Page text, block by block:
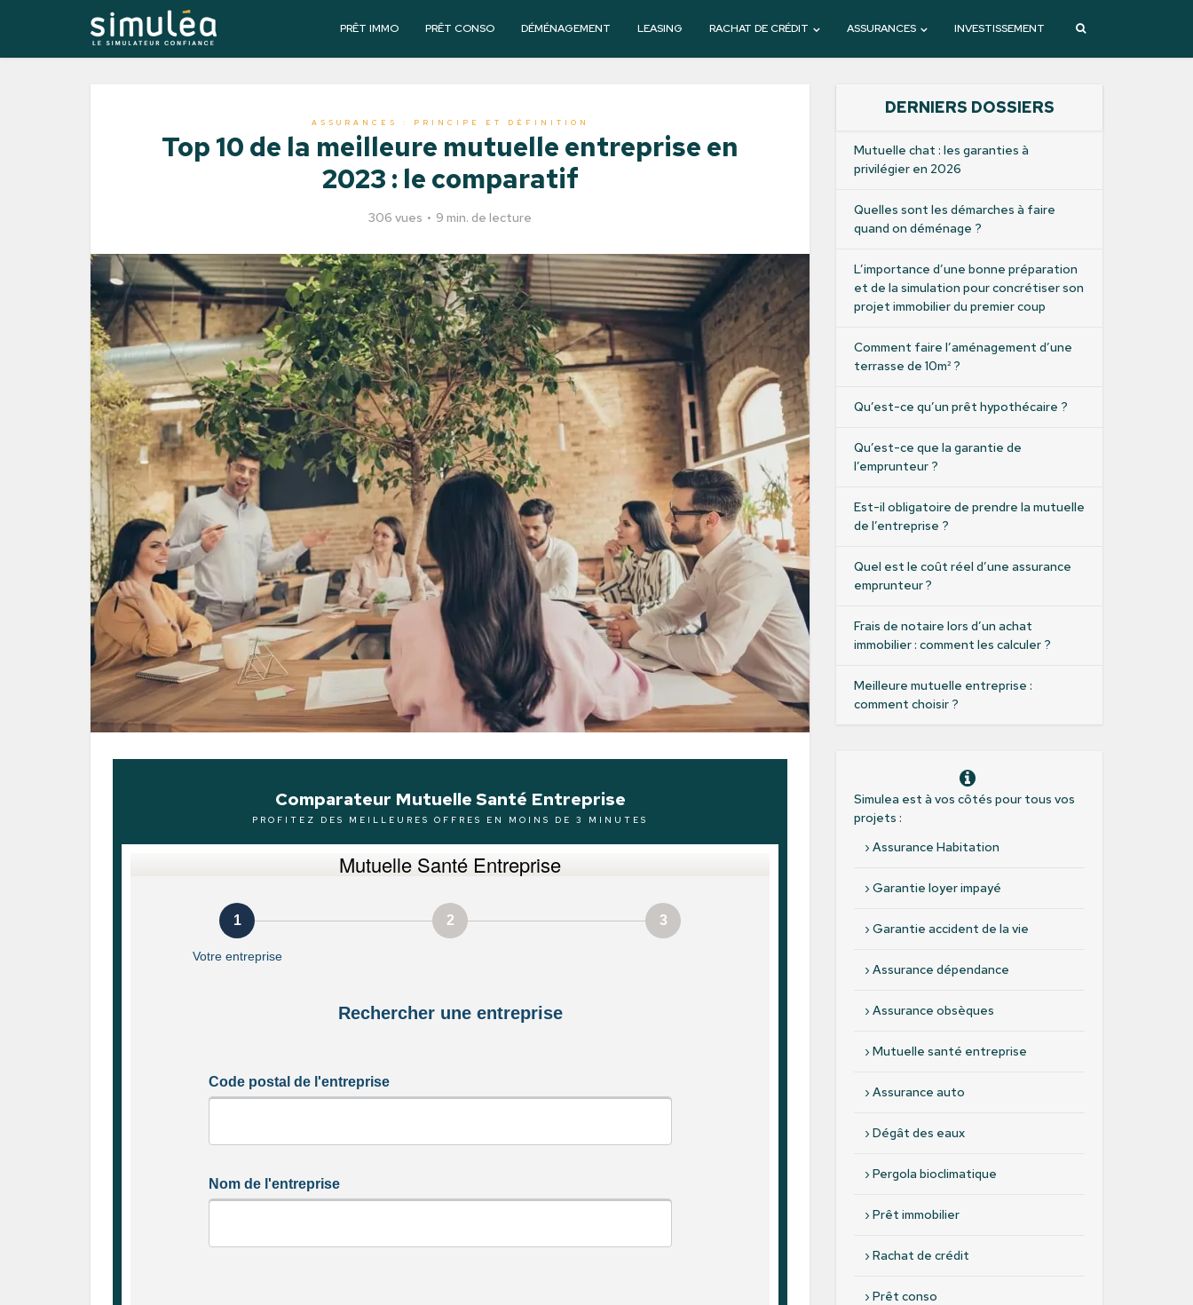
PRÊT IMMO PRÊT CONSO DÉMÉNAGEMENT LEASING RACHAT DE CRÉDIT ASSURANCES INVESTISSEMENT
ASSURANCES : PRINCIPE ET DÉFINITION
Top 10 de la meilleure mutuelle entreprise en
2023 : le comparatif
306 vues 9 min. de lecture
Comparateur Mutuelle Santé Entreprise
PROFITEZ DES MEILLEURES OFFRES EN MOINS DE 3 MINUTES
DERNIERS DOSSIERS
Mutuelle chat : les garanties à
privilégier en 2026
Quelles sont les démarches à faire
quand on déménage ?
L’importance d’une bonne préparation
et de la simulation pour concrétiser son
projet immobilier du premier coup
Comment faire l’aménagement d’une
terrasse de 10m² ?
Qu’est-ce qu’un prêt hypothécaire ?
Qu’est-ce que la garantie de
l’emprunteur ?
Est-il obligatoire de prendre la mutuelle
de l’entreprise ?
Quel est le coût réel d’une assurance
emprunteur ?
Frais de notaire lors d’un achat
immobilier : comment les calculer ?
Meilleure mutuelle entreprise :
comment choisir ?
Simulea est à vos côtés pour tous vos
projets :
› Assurance Habitation
› Garantie loyer impayé
› Garantie accident de la vie
› Assurance dépendance
› Assurance obsèques
› Mutuelle santé entreprise
› Assurance auto
› Dégât des eaux
› Pergola bioclimatique
› Prêt immobilier
› Rachat de crédit
› Prêt conso